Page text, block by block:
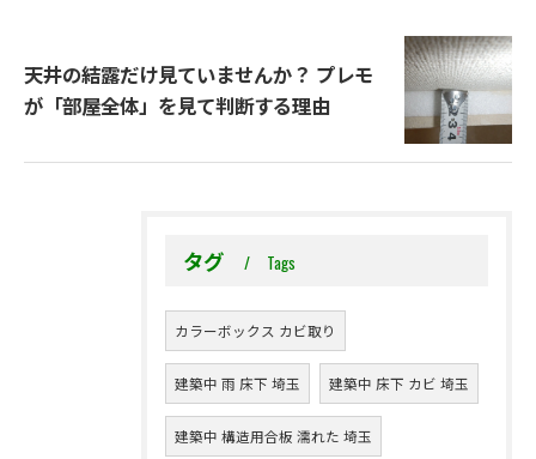
天井の結露だけ見ていませんか？ プレモ
が「部屋全体」を見て判断する理由
タグ Tags
カラーボックス カビ取り
建築中 雨 床下 埼玉 建築中 床下 カビ 埼玉
建築中 構造用合板 濡れた 埼玉